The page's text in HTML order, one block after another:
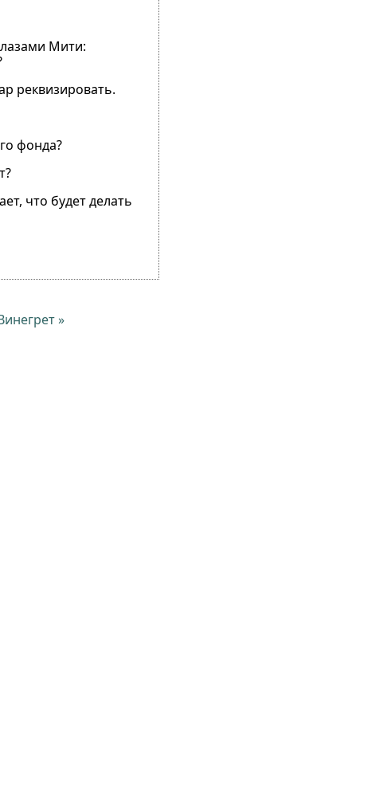
Мити:
реквизировать.
фонда?
что будет делать
»